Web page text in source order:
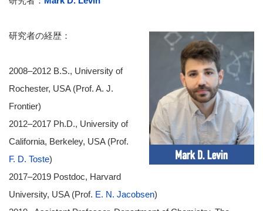
研究者の経歴：
2008–2012 B.S., University of
Rochester, USA (Prof. A. J.
Frontier)
2012–2017 Ph.D., University of
California, Berkeley, USA (Prof.
F. D. Toste)
2017–2019 Postdoc, Harvard
University, USA (Prof. E. N. Jacobsen)